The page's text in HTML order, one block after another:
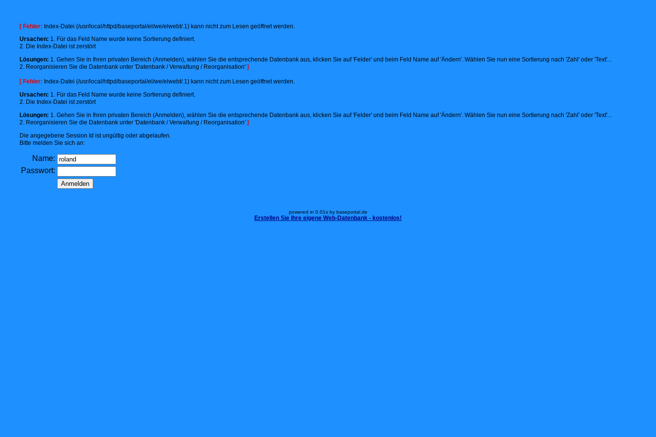
[ Fehler: Index-Datei (/usr/local/httpd/baseportal/el/we/elwebt/.1) kann nicht zum Lesen geöffnet werden.
Ursachen: 1. Für das Feld Name wurde keine Sortierung definiert.
2. Die Index-Datei ist zerstört
Lösungen: 1. Gehen Sie in Ihren privaten Bereich (Anmelden), wählen Sie die entsprechende Datenbank aus, klicken Sie auf 'Felder' und beim Feld Name auf 'Ändern'. Wählen Sie nun eine Sortierung nach 'Zahl' oder 'Text'...
2. Reorganisieren Sie die Datenbank unter 'Datenbank / Verwaltung / Reorganisation' ]
[ Fehler: Index-Datei (/usr/local/httpd/baseportal/el/we/elwebt/.1) kann nicht zum Lesen geöffnet werden.
Ursachen: 1. Für das Feld Name wurde keine Sortierung definiert.
2. Die Index-Datei ist zerstört
Lösungen: 1. Gehen Sie in Ihren privaten Bereich (Anmelden), wählen Sie die entsprechende Datenbank aus, klicken Sie auf 'Felder' und beim Feld Name auf 'Ändern'. Wählen Sie nun eine Sortierung nach 'Zahl' oder 'Text'...
2. Reorganisieren Sie die Datenbank unter 'Datenbank / Verwaltung / Reorganisation' ]
Die angegebene Session Id ist ungültig oder abgelaufen.
Bitte melden Sie sich an:
Name:
Passwort:
powered in 0.01s by baseportal.de
Erstellen Sie Ihre eigene Web-Datenbank - kostenlos!